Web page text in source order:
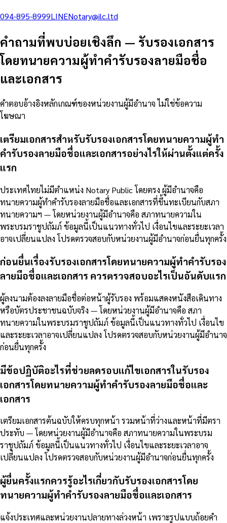
094-895-8999LINENotary@ilc.ltd
คำถามที่พบบ่อยเชิงลึก — รับรองเอกสาร
โดยทนายความผู้ทำคำรับรองลายมือชื่อ
และเอกสาร
คำตอบอ้างอิงหลักเกณฑ์ของหน่วยงานผู้มีอำนาจ ไม่ใช่ข้อความ
โฆษณา
เตรียมเอกสารสำหรับรับรองเอกสารโดยทนายความผู้ทำ
คำรับรองลายมือชื่อและเอกสารอย่างไรให้ผ่านตั้งแต่ครั้ง
แรก
ประเทศไทยไม่มีตำแหน่ง Notary Public โดยตรง ผู้มีอำนาจคือ
ทนายความผู้ทำคำรับรองลายมือชื่อและเอกสารที่ขึ้นทะเบียนกับสภา
ทนายความฯ — โดยหน่วยงานผู้มีอำนาจคือ สภาทนายความใน
พระบรมราชูปถัมภ์ ข้อมูลนี้เป็นแนวทางทั่วไป เงื่อนไขและระยะเวลา
อาจเปลี่ยนแปลง โปรดตรวจสอบกับหน่วยงานผู้มีอำนาจก่อนยื่นทุกครั้ง
ก่อนยื่นเรื่องรับรองเอกสารโดยทนายความผู้ทำคำรับรอง
ลายมือชื่อและเอกสาร ควรตรวจสอบอะไรเป็นอันดับแรก
ผู้ลงนามต้องลงลายมือชื่อต่อหน้าผู้รับรอง พร้อมแสดงหนังสือเดินทาง
หรือบัตรประชาชนฉบับจริง — โดยหน่วยงานผู้มีอำนาจคือ สภา
ทนายความในพระบรมราชูปถัมภ์ ข้อมูลนี้เป็นแนวทางทั่วไป เงื่อนไข
และระยะเวลาอาจเปลี่ยนแปลง โปรดตรวจสอบกับหน่วยงานผู้มีอำนาจ
ก่อนยื่นทุกครั้ง
มีข้อปฏิบัติอะไรที่ช่วยลดรอบแก้ไขเอกสารในรับรอง
เอกสารโดยทนายความผู้ทำคำรับรองลายมือชื่อและ
เอกสาร
เตรียมเอกสารต้นฉบับให้ครบทุกหน้า รวมหน้าที่ว่างและหน้าที่มีตรา
ประทับ — โดยหน่วยงานผู้มีอำนาจคือ สภาทนายความในพระบรม
ราชูปถัมภ์ ข้อมูลนี้เป็นแนวทางทั่วไป เงื่อนไขและระยะเวลาอาจ
เปลี่ยนแปลง โปรดตรวจสอบกับหน่วยงานผู้มีอำนาจก่อนยื่นทุกครั้ง
ผู้ยื่นครั้งแรกควรรู้อะไรเกี่ยวกับรับรองเอกสารโดย
ทนายความผู้ทำคำรับรองลายมือชื่อและเอกสาร
แจ้งประเทศและหน่วยงานปลายทางล่วงหน้า เพราะรูปแบบถ้อยคำ